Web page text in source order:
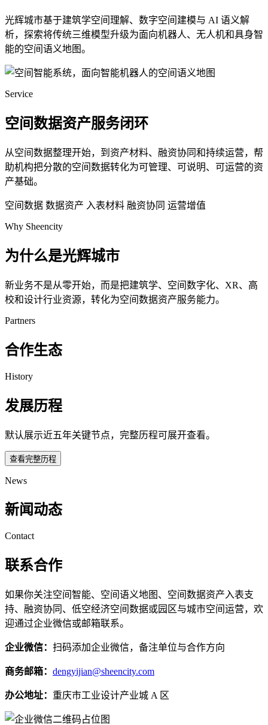
光辉城市基于建筑学空间理解、数字空间建模与 AI 语义解
析，探索将传统三维模型升级为面向机器人、无人机和具身智
能的空间语义地图。
Service
空间数据资产服务闭环
从空间数据整理开始，到资产材料、融资协同和持续运营，帮
助机构把分散的空间数据转化为可管理、可说明、可运营的资
产基础。
空间数据 数据资产 入表材料 融资协同 运营增值
Why Sheencity
为什么是光辉城市
新业务不是从零开始，而是把建筑学、空间数字化、XR、高
校和设计行业资源，转化为空间数据资产服务能力。
Partners
合作生态
History
发展历程
默认展示近五年关键节点，完整历程可展开查看。
查看完整历程
News
新闻动态
Contact
联系合作
如果你关注空间智能、空间语义地图、空间数据资产入表支
持、融资协同、低空经济空间数据或园区与城市空间运营，欢
迎通过企业微信或邮箱联系。
企业微信： 扫码添加企业微信，备注单位与合作方向
商务邮箱： dengyijian@sheencity.com
办公地址： 重庆市工业设计产业城 A 区